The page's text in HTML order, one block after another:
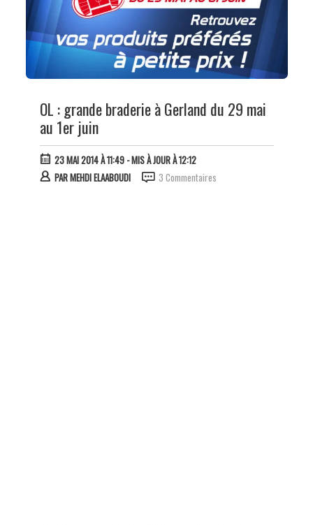
OL : grande braderie à Gerland du 29 mai
au 1er juin
23 MAI 2014 À 11:49- MIS À JOUR À 12:12
PARMEHDI ELAABOUDI 3 Commentaires